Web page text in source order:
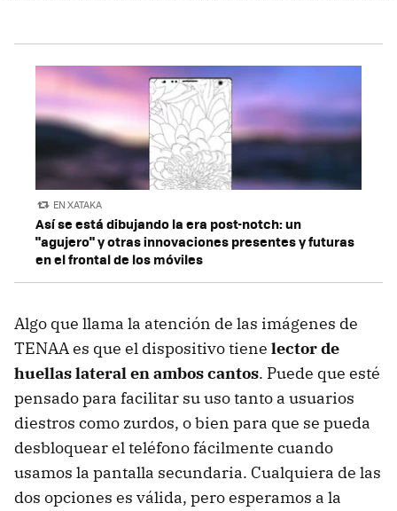
EN XATAKA
Así se está dibujando la era post-notch: un
"agujero" y otras innovaciones presentes y futuras
en el frontal de los móviles
Algo que llama la atención de las imágenes de
TENAA es que el dispositivo tiene lector de
huellas lateral en ambos cantos. Puede que esté
pensado para facilitar su uso tanto a usuarios
diestros como zurdos, o bien para que se pueda
desbloquear el teléfono fácilmente cuando
usamos la pantalla secundaria. Cualquiera de las
dos opciones es válida, pero esperamos a la